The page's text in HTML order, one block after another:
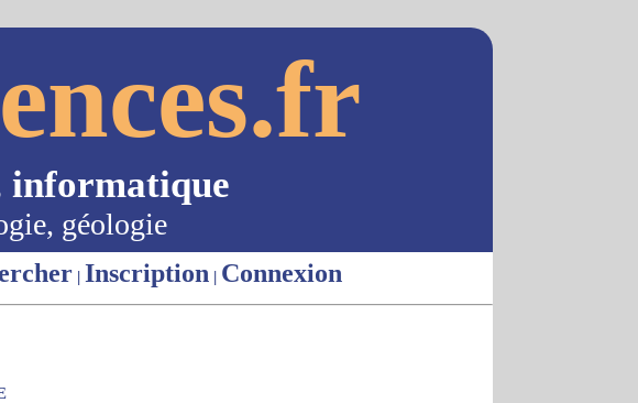
informatique
géologie
| Inscription | Connexion